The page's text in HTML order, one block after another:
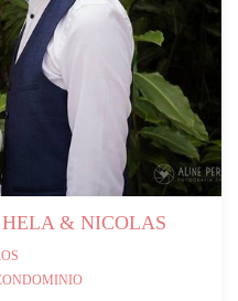
& NICOLAS